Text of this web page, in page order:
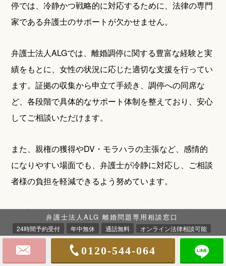
停では、冷静かつ戦略的に対応するために、法律の専門
家である弁護士のサポートが欠かせません。
弁護士法人ALGでは、離婚調停に関する豊富な経験と実
績をもとに、女性の状況に応じた適切な支援を行ってい
ます。証拠の収集から申立て手続き、調停への同席な
ど、各段階で具体的なサポート体制を整えており、安心
してご相談いただけます。
また、親権の獲得やDV・モラハラの主張など、感情的
になりやすい場面でも、弁護士が冷静に対応し、ご相談
者様の負担を軽減できるよう努めています。
離婚調停を有利に進めたいとお考えの方は、まずは私た
ちにお話をお聞かせください。
弁護士法人ALG 離婚問題専用相談窓口
24時間予約受付 年中無休 通話無料 オンライン法律相談可能
0120-544-064